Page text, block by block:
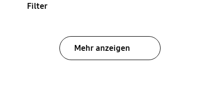
Filter
Mehr anzeigen